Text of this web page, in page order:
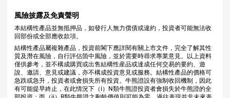
風險披露及免責聲明
本結構性產品並無抵押品，如發行人無力償債或違約，投資者可能無法收
回部份或全部應收款項。
結構性產品屬複雜產品，投資前閣下應詳閱有關上市文件，完全了解其性
質及潛在風險，自行評估箇中風險，並於需要時尋求專業意見。以上資料
僅供參考，並不構成購買或出售結構性産品或達成任何交易的要約、遊
說、邀請、意見或建議，亦不構成投資意見或服務。結構性產品的價格可
急跌或急升，投資者或會損失所有投資。牛熊證設有強制收回機制，因此
有可能提早終止，在此情況下（i）N類牛熊證投資者會損失於牛熊證的全